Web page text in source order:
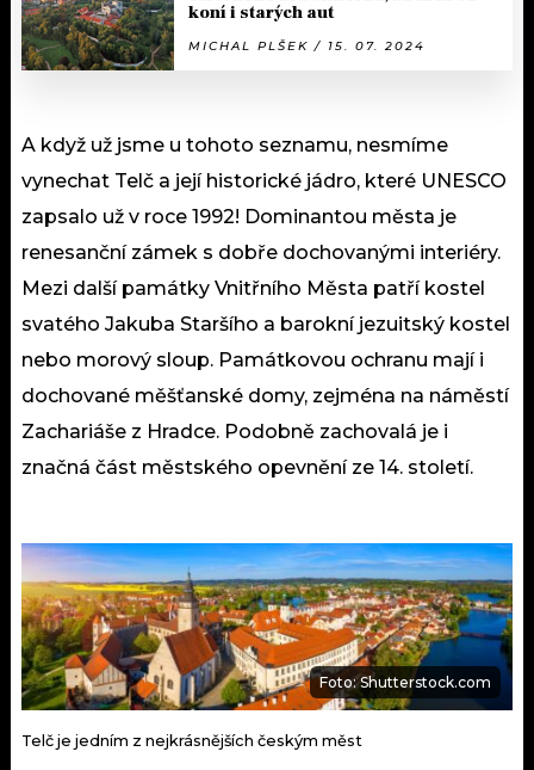
koní i starých aut
MICHAL PLŠEK / 15. 07. 2024
A když už jsme u tohoto seznamu, nesmíme
vynechat Telč a její historické jádro, které UNESCO
zapsalo už v roce 1992! Dominantou města je
renesanční zámek s dobře dochovanými interiéry.
Mezi další památky Vnitřního Města patří kostel
svatého Jakuba Staršího a barokní jezuitský kostel
nebo morový sloup. Památkovou ochranu mají i
dochované měšťanské domy, zejména na náměstí
Zachariáše z Hradce. Podobně zachovalá je i
značná část městského opevnění ze 14. století.
Foto: Shutterstock.com
Telč je jedním z nejkrásnějších českým měst